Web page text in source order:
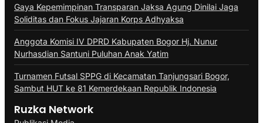
Gaya Kepemimpinan Transparan Jaksa Agung Dinilai Jaga
Soliditas dan Fokus Jajaran Korps Adhyaksa
Anggota Komisi IV DPRD Kabupaten Bogor Hj. Nunur
Nurhasdian Santuni Puluhan Anak Yatim
Turnamen Futsal SPPG di Kecamatan Tanjungsari Bogor,
Sambut HUT ke 81 Kemerdekaan Republik Indonesia
Ruzka Network